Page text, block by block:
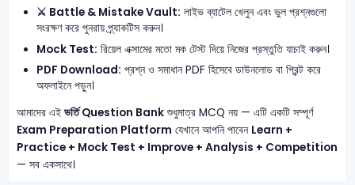
⚔️ Battle & Mistake Vault: লাইভ ব্যাটেল খেলুন এবং ভুল প্রশ্নগুলো
সংরক্ষণ করে পুনরায় প্র্যাকটিস করুন।
Mock Test: রিয়েল এক্সামের মতো মক টেস্ট দিয়ে নিজের প্রস্তুতি যাচাই করুন।
PDF Download: প্রশ্ন ও সমাধান PDF হিসেবে ডাউনলোড বা প্রিন্ট করে
অফলাইনে পড়ুন।
আমাদের এই ভর্তি Question Bankশুধুমাত্র MCQ নয় — এটি একটি সম্পূর্ণ
Exam Preparation Platform যেখানে আপনি পাবেন Learn +
Practice + Mock Test + Improve + Analysis + Competition
— সব একসাথে।